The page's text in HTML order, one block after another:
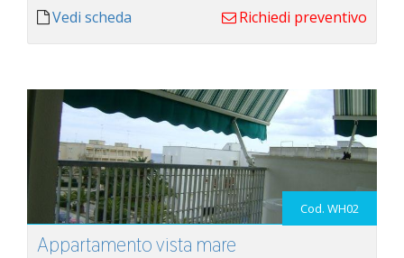
Vedi scheda Richiedi preventivo
Cod. WH02
Appartamento vista mare